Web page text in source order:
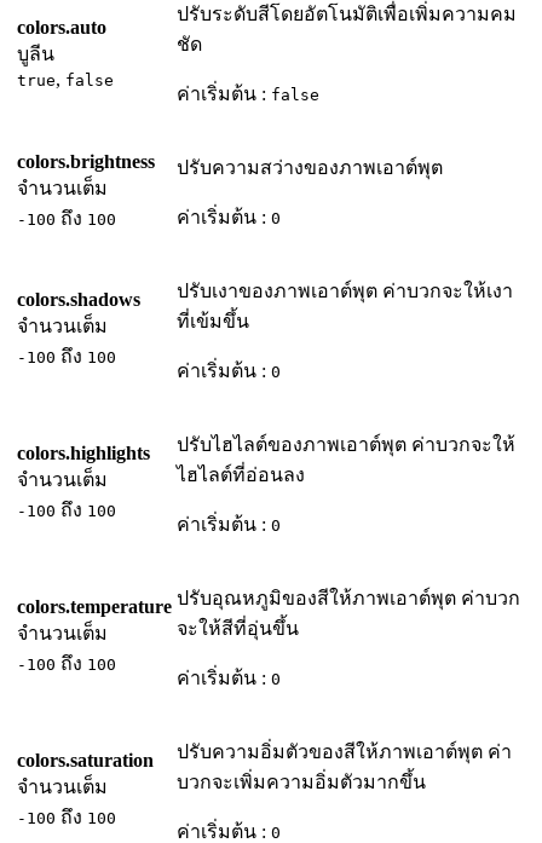
colors.auto
บูลีน
true, false
ปรับระดับสีโดยอัตโนมัติเพื่อเพิ่มความคม
ชัด
ค่าเริ่มต้น : false
colors.brightness
จำนวนเต็ม
-100 ถึง 100
ปรับความสว่างของภาพเอาต์พุต
ค่าเริ่มต้น : 0
colors.shadows
จำนวนเต็ม
-100 ถึง 100
ปรับเงาของภาพเอาต์พุต ค่าบวกจะให้เงา
ที่เข้มขึ้น
ค่าเริ่มต้น : 0
colors.highlights
จำนวนเต็ม
-100 ถึง 100
ปรับไฮไลต์ของภาพเอาต์พุต ค่าบวกจะให้
ไฮไลต์ที่อ่อนลง
ค่าเริ่มต้น : 0
colors.temperature
จำนวนเต็ม
-100 ถึง 100
ปรับอุณหภูมิของสีให้ภาพเอาต์พุต ค่าบวก
จะให้สีที่อุ่นขึ้น
ค่าเริ่มต้น : 0
colors.saturation
จำนวนเต็ม
-100 ถึง 100
ปรับความอิ่มตัวของสีให้ภาพเอาต์พุต ค่า
บวกจะเพิ่มความอิ่มตัวมากขึ้น
ค่าเริ่มต้น : 0